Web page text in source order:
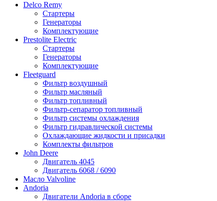
Delco Remy
Стартеры
Генераторы
Комплектующие
Prestolite Electric
Стартеры
Генераторы
Комплектующие
Fleetguard
Фильтр воздушный
Фильтр масляный
Фильтр топливный
Фильтр-сепаратор топливный
Фильтр системы охлаждения
Фильтр гидравлической системы
Охлаждающие жидкости и присадки
Комплекты фильтров
John Deere
Двигатель 4045
Двигатель 6068 / 6090
Масло Valvoline
Andoria
Двигатели Andoria в сборе